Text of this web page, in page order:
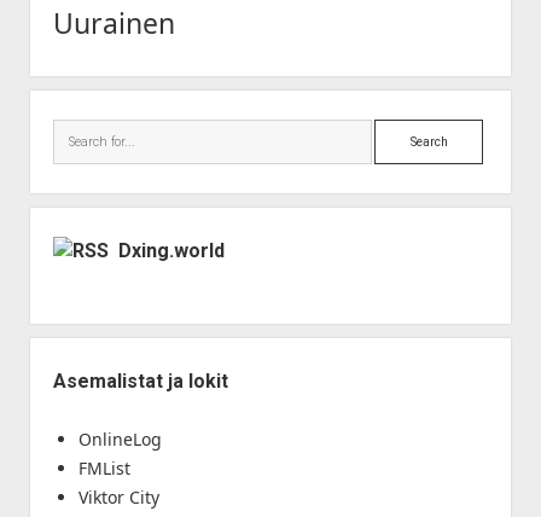
Uurainen
Search
Dxing.world
Asemalistat ja lokit
OnlineLog
FMList
Viktor City